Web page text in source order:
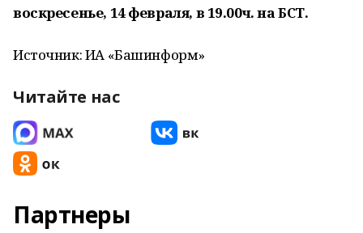
воскресенье, 14 февраля, в 19.00ч. на БСТ.
Источник: ИА «Башинформ»
Читайте нас
Партнеры